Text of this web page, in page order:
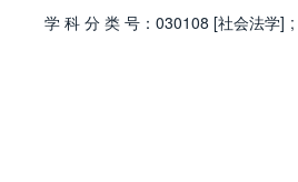
学 科 分 类 号： 030108 [社会法学] ;